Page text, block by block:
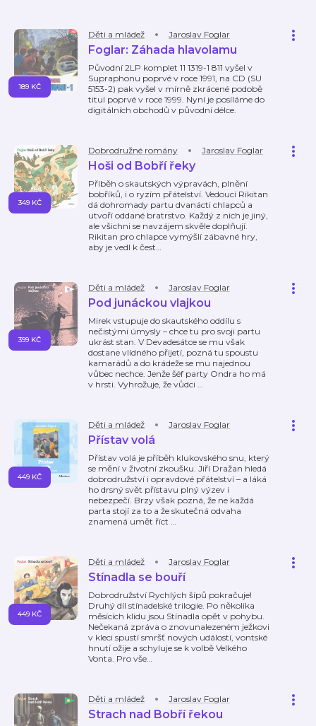
Děti a mládež Jaroslav Foglar
Foglar: Záhada hlavolamu
Původní 2LP komplet 11 1319-1 811 vyšel v
Supraphonu poprvé v roce 1991, na CD (SU
5153-2) pak vyšel v mírně zkrácené podobě
titul poprvé v roce 1999. Nyní je posíláme do
digitálních obchodů v původní délce.
189 KČ
Dobrodružné romány Jaroslav Foglar
Hoši od Bobří řeky
Příběh o skautských výpravách, plnění
bobříků, i o ryzím přátelství. Vedoucí Rikitan
dá dohromady partu dvanácti chlapců a
utvoří oddané bratrstvo. Každý z nich je jiný,
ale všichni se navzájem skvěle doplňují.
Rikitan pro chlapce vymýšlí zábavné hry,
aby je vedl k čest…
349 KČ
Děti a mládež Jaroslav Foglar
Pod junáckou vlajkou
Mirek vstupuje do skautského oddílu s
nečistými úmysly – chce tu pro svoji partu
ukrást stan. V Devadesátce se mu však
dostane vlídného přijetí, pozná tu spoustu
kamarádů a do krádeže se mu najednou
vůbec nechce. Jenže šéf party Ondra ho má
v hrsti. Vyhrožuje, že vůdci …
399 KČ
Děti a mládež Jaroslav Foglar
Přístav volá
Přístav volá je příběh klukovského snu, který
se mění v životní zkoušku. Jiří Dražan hledá
dobrodružství i opravdové přátelství – a láká
ho drsný svět přístavu plný výzev i
nebezpečí. Brzy však pozná, že ne každá
parta stojí za to a že skutečná odvaha
znamená umět říct …
449 KČ
Děti a mládež Jaroslav Foglar
Stínadla se bouří
Dobrodružství Rychlých šípů pokračuje!
Druhý díl stínadelské trilogie. Po několika
měsících klidu jsou Stínadla opět v pohybu.
Nečekaná zpráva o znovunalezeném ježkovi
v kleci spustí smršť nových událostí, vontské
hnutí ožije a schyluje se k volbě Velkého
Vonta. Pro vše…
449 KČ
Děti a mládež Jaroslav Foglar
Strach nad Bobří řekou